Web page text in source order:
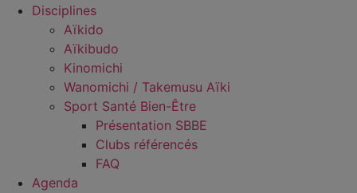
Disciplines
Aïkido
Aïkibudo
Kinomichi
Wanomichi / Takemusu Aïki
Sport Santé Bien-Être
Présentation SBBE
Clubs référencés
FAQ
Agenda